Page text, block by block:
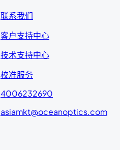
联系我们
客户支持中心
技术支持中心
校准服务
4006232690
asiamkt@oceanoptics.com